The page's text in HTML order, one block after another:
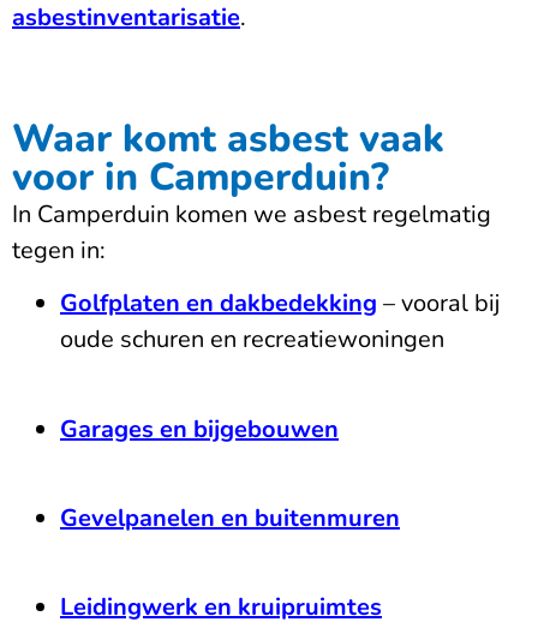
asbestinventarisatie.
Waar komt asbest vaak
voor in Camperduin?
In Camperduin komen we asbest regelmatig
tegen in:
Golfplaten en dakbedekking – vooral bij
oude schuren en recreatiewoningen
Garages en bijgebouwen
Gevelpanelen en buitenmuren
Leidingwerk en kruipruimtes